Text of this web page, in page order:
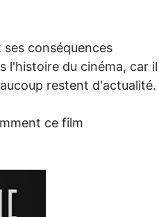
conséquences
l'histoire du cinéma, car il
restent d'actualité.
ce film